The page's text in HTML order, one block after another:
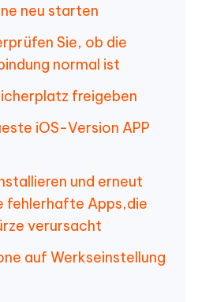
neu starten
Sie, ob die
normal ist
freigeben
iOS-Version APP
und erneut
fehlerhafte Apps,die
verursacht
auf Werkseinstellung